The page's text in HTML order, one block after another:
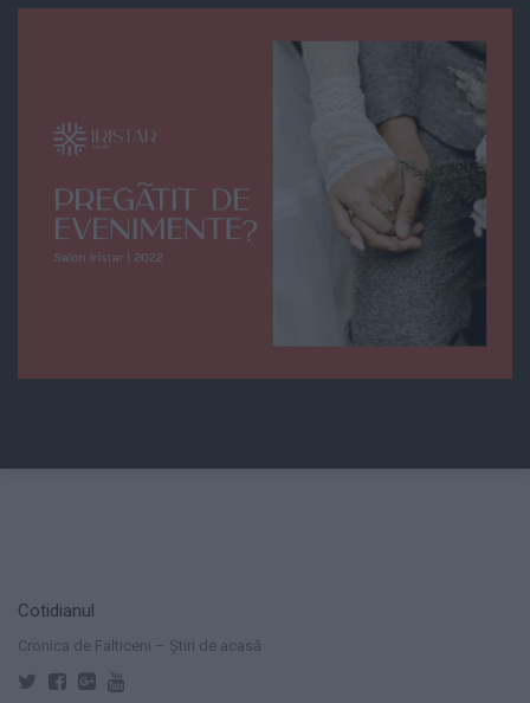
Cotidianul
Cronica de Falticeni – Știri de acasă